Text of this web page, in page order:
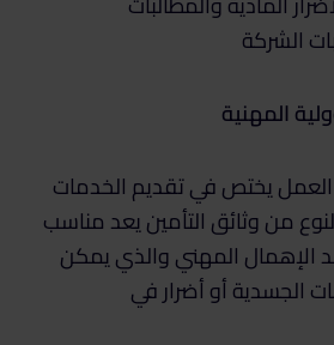
الشركة
المهنية
يختص في تقديم الخدمات
من وثائق التأمين يعد مناسب
الإهمال المهني والذي يمكن
الجسدية أو أضرار في